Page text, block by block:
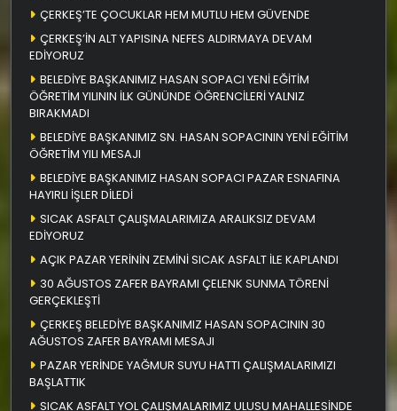
ÇERKEŞ’TE ÇOCUKLAR HEM MUTLU HEM GÜVENDE
ÇERKEŞ’İN ALT YAPISINA NEFES ALDIRMAYA DEVAM
EDİYORUZ
BELEDİYE BAŞKANIMIZ HASAN SOPACI YENİ EĞİTİM
ÖĞRETİM YILININ İLK GÜNÜNDE ÖĞRENCİLERİ YALNIZ
BIRAKMADI
BELEDİYE BAŞKANIMIZ SN. HASAN SOPACININ YENİ EĞİTİM
ÖĞRETİM YILI MESAJI
BELEDİYE BAŞKANIMIZ HASAN SOPACI PAZAR ESNAFINA
HAYIRLI İŞLER DİLEDİ
SICAK ASFALT ÇALIŞMALARIMIZA ARALIKSIZ DEVAM
EDİYORUZ
AÇIK PAZAR YERİNİN ZEMİNİ SICAK ASFALT İLE KAPLANDI
30 AĞUSTOS ZAFER BAYRAMI ÇELENK SUNMA TÖRENİ
GERÇEKLEŞTİ
ÇERKEŞ BELEDİYE BAŞKANIMIZ HASAN SOPACININ 30
AĞUSTOS ZAFER BAYRAMI MESAJI
PAZAR YERİNDE YAĞMUR SUYU HATTI ÇALIŞMALARIMIZI
BAŞLATTIK
SICAK ASFALT YOL ÇALIŞMALARIMIZ ULUSU MAHALLESİNDE